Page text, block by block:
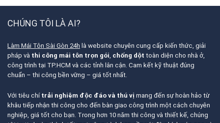
CHÚNG TÔI LÀ AI?
Làm Mái Tôn Sài Gòn 24h là website chuyên cung cấp kiến thức, giải
pháp và thi công mái tôn trọn gói, chống dột toàn diện cho nhà ở,
công trình tại TP.HCM và các tỉnh lân cận. Cam kết kỹ thuật đúng
chuẩn – thi công bền vững – giá tốt nhất.
Với tiêu chí trải nghiệm độc đáo và thú vị mang đến sự hoàn hảo từ
khâu tiếp nhận thi công cho đến bàn giao công trình một cách chuyên
nghiệp, giá tốt cho bạn. Trong hơn 10 năm thi công và thiết kế, chúng